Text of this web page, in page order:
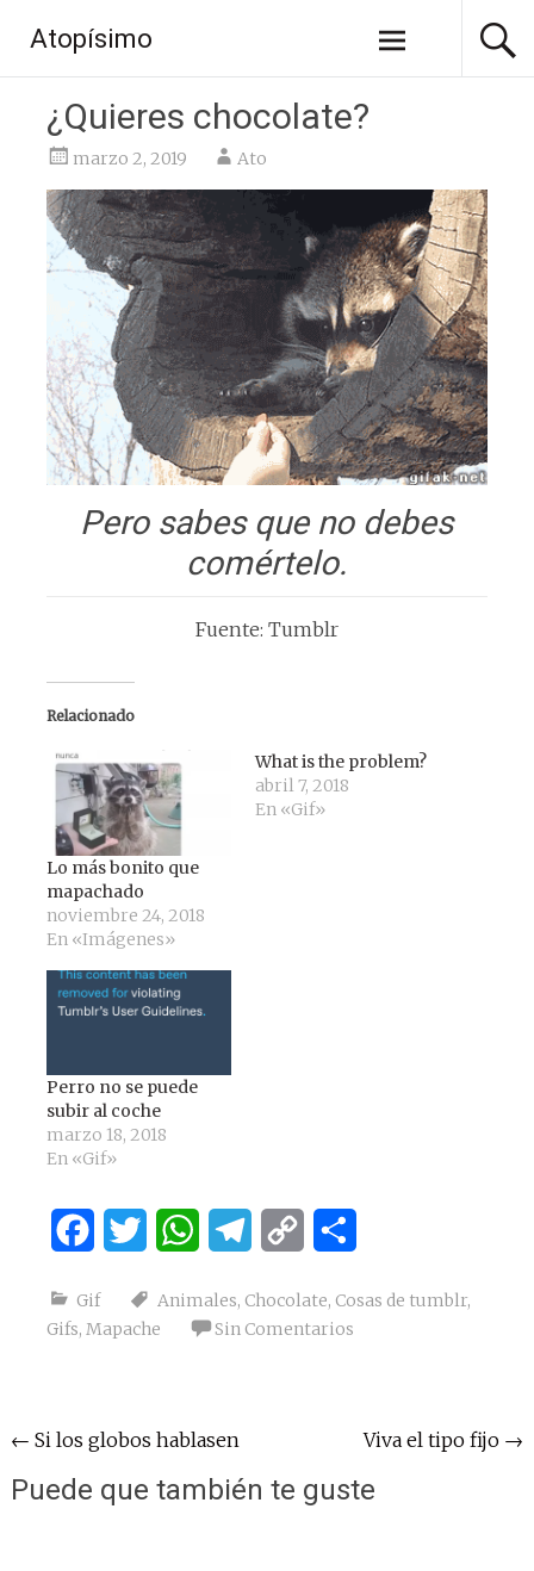
contenido
Atopísimo
¿Quieres chocolate?
marzo 2, 2019 Ato
Pero sabes que no debes
comértelo.
Fuente: Tumblr
Relacionado
Lo más bonito que
mapachado
noviembre 24, 2018
En «Imágenes»
What is the problem?
abril 7, 2018
En «Gif»
Perro no se puede
subir al coche
marzo 18, 2018
En «Gif»
FacebookTwitter WhatsAppTelegram
Copy
Gif Animales, Chocolate, Cosas de tumblr,
Gifs, Mapache Sin Comentarios
Navegación
de
← Si los globos hablasen Viva el tipo fijo →
Puede que también te guste